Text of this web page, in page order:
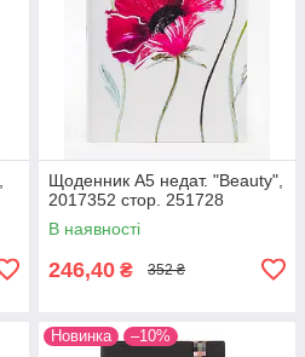
Щоденник А5 недат. "Beauty",
2017352 стор. 251728
В наявності
246,40 ₴ 352 ₴
Новинка –10%